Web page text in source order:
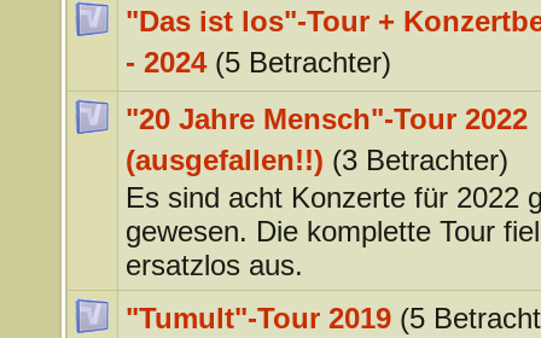
"Das ist los"-Tour +
- 2024 (5 Betrachter)
"20 Jahre Mensch"-Tour 2022
(ausgefallen!!) (3 Betrachter)
Es sind acht Konzerte für 2022
gewesen. Die komplette Tour
ersatzlos aus.
"Tumult"-Tour 2019 (5